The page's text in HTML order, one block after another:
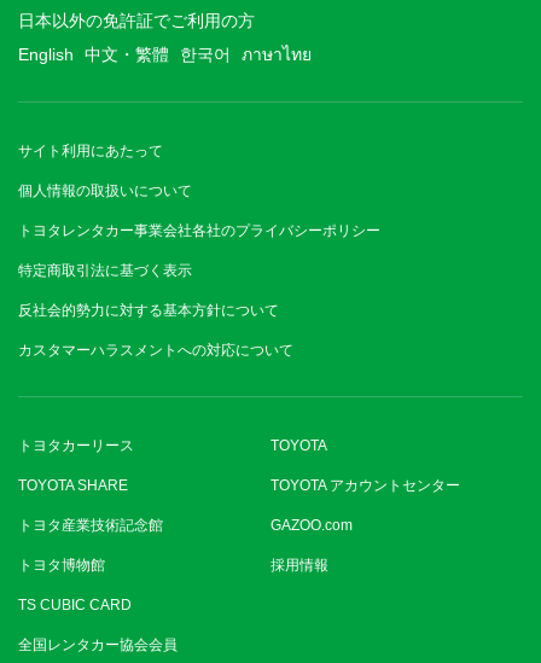
日本以外の免許証でご利用の方
English
中文・繁體 한국어 ภาษาไทย
サイト利用にあたって
個人情報の取扱いについて
トヨタレンタカー事業会社各社のプライバシーポリシー
特定商取引法に基づく表示
反社会的勢力に対する基本方針について
カスタマーハラスメントへの対応について
トヨタカーリース TOYOTA
TOYOTA SHARE TOYOTA アカウントセンター
トヨタ産業技術記念館 GAZOO.com
トヨタ博物館 採用情報
TS CUBIC CARD
全国レンタカー協会会員